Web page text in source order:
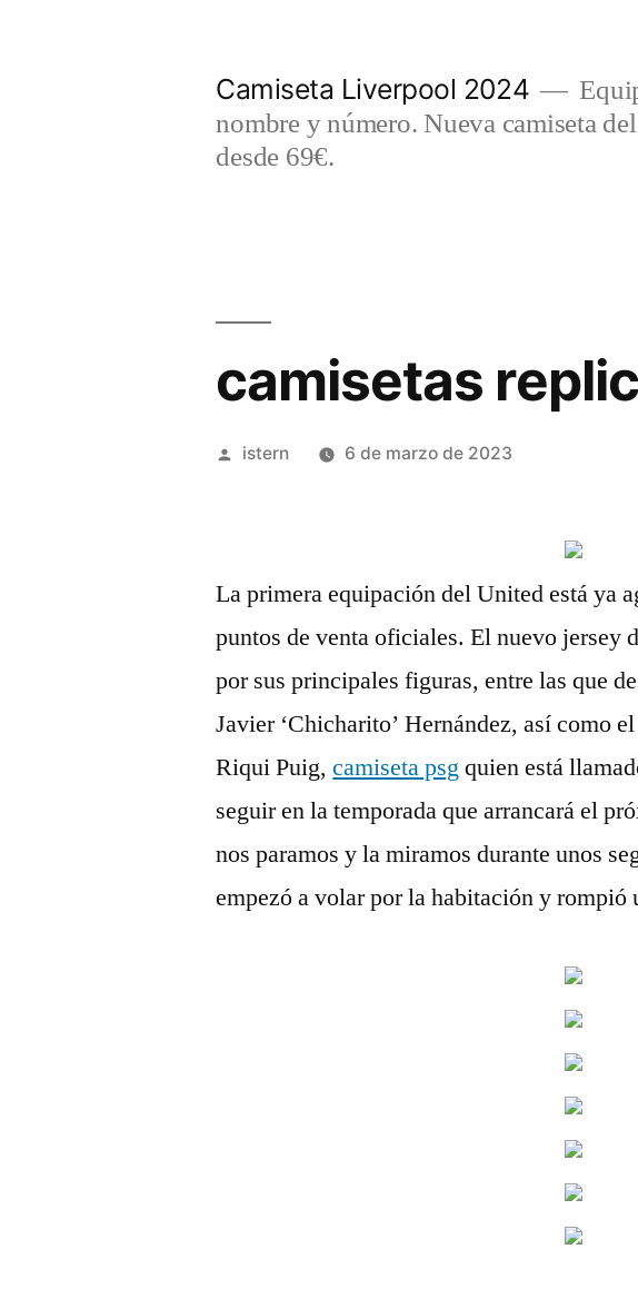
Camiseta Liverpool 2024
nombre y número. Nueva camiseta
desde 69€.
camisetas
Publicado
istern 6 de marzo de 2023
La primera equipación del United está ya
puntos de venta oficiales. El nuevo jersey
por sus principales figuras, entre las que
Javier ‘Chicharito’ Hernández, así como
Riqui Puig,camiseta psgquien está
seguir en la temporada que arrancará el
nos paramos y la miramos durante unos
empezó a volar por la habitación y rompió